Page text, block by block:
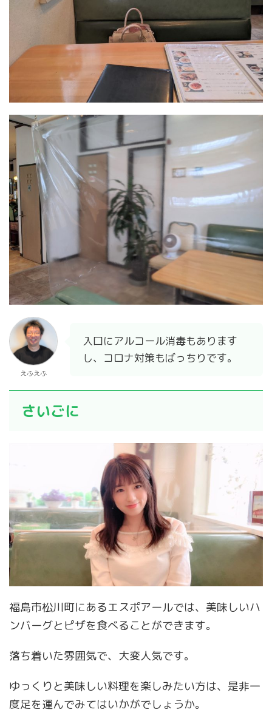
えふえふ
入口にアルコール消毒もあります
し、コロナ対策もばっちりです。
さいごに
福島市松川町にあるエスポアールでは、美味しいハ
ンバーグとピザを食べることができます。
落ち着いた雰囲気で、大変人気です。
ゆっくりと美味しい料理を楽しみたい方は、是非一
度足を運んでみてはいかがでしょうか。